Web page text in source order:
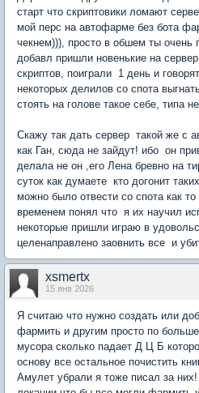
старт что скриптовики ломают
мой перс на автофарме без бота
чекнем))), просто в обшем ты очень
добавл пришли новенькие на
скриптов, поиграли 1 день и
некоторых делилов со спота
стоять на голове такое себе, типа
Скажу так дать сервер такой же с
как Ган, сюда не зайдут! ибо он
делала не он ,его Лена бревно на
суток как думаете кто догонит
можно было отвести со спота как то
временем понял что я их научил
некоторые пришли играю в
целенаправлено заовнить все и
xsmertx
15 янв 2026
Я считаю что нужно создать или
фармить и другим просто по
мусора сколько падает Д Ц Б
основу все остальное почистить
Амулет убрали я тоже писал за